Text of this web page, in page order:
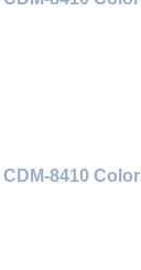
8410